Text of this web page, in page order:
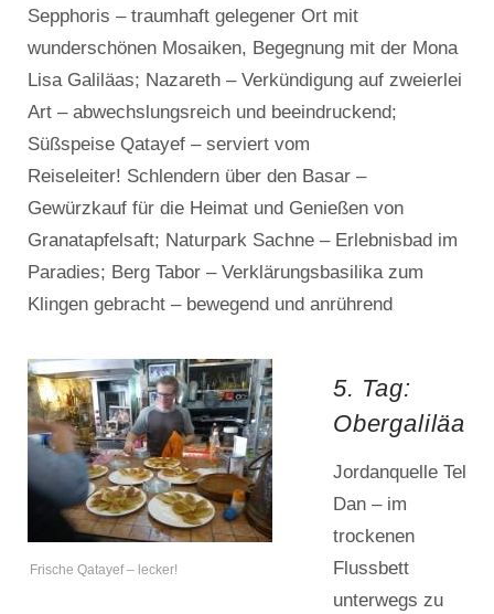
Sepphoris – traumhaft gelegener Ort mit
wunderschönen Mosaiken, Begegnung mit der Mona
Lisa Galiläas; Nazareth – Verkündigung auf zweierlei
Art – abwechslungsreich und beeindruckend;
Süßspeise Qatayef – serviert vom
Reiseleiter! Schlendern über den Basar –
Gewürzkauf für die Heimat und Genießen von
Granatapfelsaft; Naturpark Sachne – Erlebnisbad im
Paradies; Berg Tabor – Verklärungsbasilika zum
Klingen gebracht – bewegend und anrührend
Frische Qatayef – lecker!
5. Tag:
Obergaliläa
Jordanquelle Tel
Dan – im
trockenen
Flussbett
unterwegs zu